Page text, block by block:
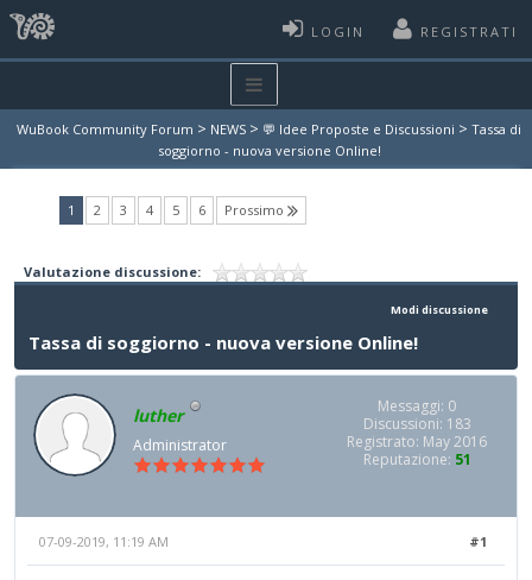
LOGIN REGISTRATI
WuBook Community Forum > NEWS > 💬 Idee Proposte e Discussioni > Tassa di
soggiorno - nuova versione Online!
1 (current)
2 3 4 5 6 Prossimo
Valutazione discussione:
Modi discussione
Tassa di soggiorno - nuova versione Online!
luther
Administrator
Messaggi: 0
Discussioni: 183
Registrato: May 2016
Reputazione: 51
#1
07-09-2019, 11:19 AM